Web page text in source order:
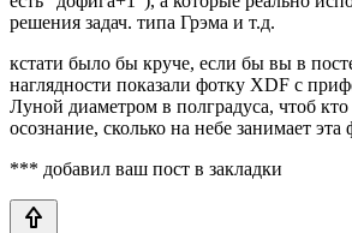
решения задач. типа Грэма и т.д.
кстати было бы круче, если бы вы в
наглядности показали фотку XDF с
Луной диаметром в полградуса, чтоб
осознание, сколько на небе занимает эта
*** добавил ваш пост в закладки